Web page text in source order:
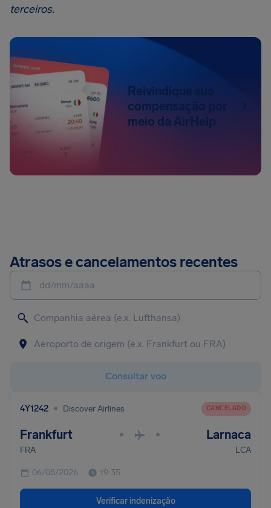
terceiros.
Reivindique sua
compensação por
meio da AirHelp
Atrasos e cancelamentos recentes
dd/mm/aaaa
Consultar voo
4Y1242 • Discover Airlines CANCELADO
Frankfurt • • Larnaca
FRA LCA
06/08/2026 19:35
Verificar indenização